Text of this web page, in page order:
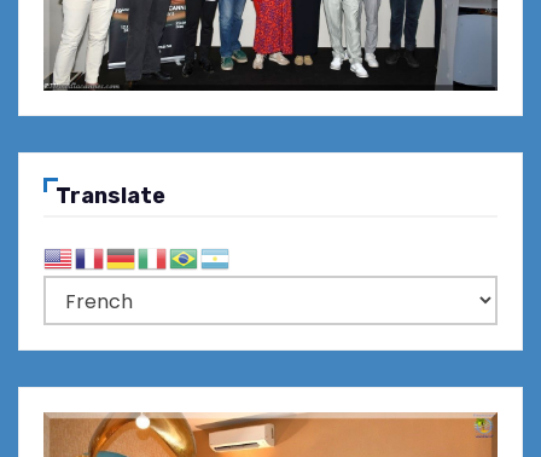
Translate